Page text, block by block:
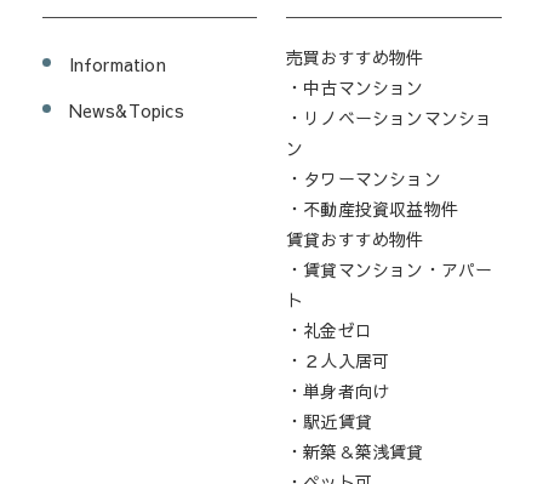
Information
News&Topics
売買おすすめ物件
・中古マンション
・リノベーションマンショ
ン
・タワーマンション
・不動産投資収益物件
賃貸おすすめ物件
・賃貸マンション・アパー
ト
・礼金ゼロ
・２人入居可
・単身者向け
・駅近賃貸
・新築＆築浅賃貸